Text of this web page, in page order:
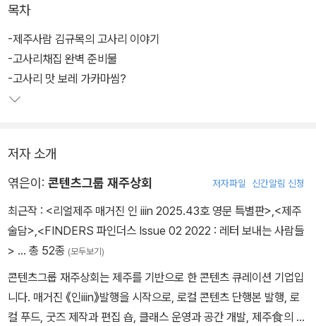
목차
-제주사람 김규목의 고사리 이야기
-고사리채집 완벽 준비물
-고사리 맛 보레 가카마씸?
저자 소개
엮은이: 콘텐츠그룹 재주상회 저자파일 신간알림 신청
최근작 : <리얼제주 매거진 인 iiin 2025.43호 영문 특별판>,<제주
술담>,<FINDERS 파인더스 Issue 02 2022 : 레터 보내는 사람들
> … 총 52종 (모두보기)
콘텐츠그룹 재주상회는 제주를 기반으로 한 콘텐츠 큐레이션 기업입
니다. 매거진 《인iiin》발행을 시작으로, 로컬 콘텐츠 단행본 발행, 로
컬 푸드, 굿즈 제작과 편집 숍, 클래스 운영과 공간 개발, 제주食의 연